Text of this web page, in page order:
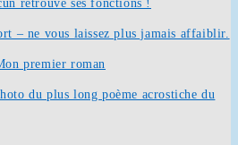
retrouve ses fonctions !
– ne vous laissez plus jamais affaiblir.
premier roman
du plus long poème acrostiche du